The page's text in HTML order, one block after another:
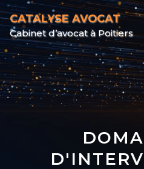
CATALYSE AVOCAT
Cabinet d’avocat à Poitiers